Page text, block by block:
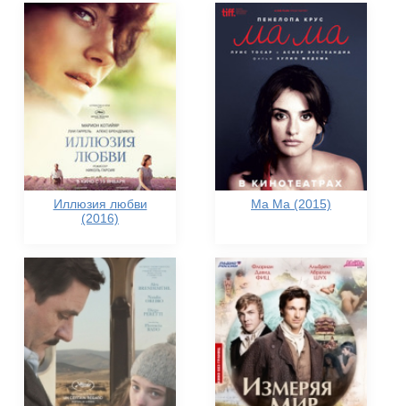
Иллюзия любви
(2016)
Ма Ма (2015)